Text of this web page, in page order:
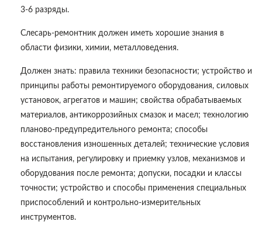
3-6 разряды.
Слесарь-ремонтник должен иметь хорошие знания в
области физики, химии, металловедения.
Должен знать: правила техники безопасности; устройство и
принципы работы ремонтируемого оборудования, силовых
установок, агрегатов и машин; свойства обрабатываемых
материалов, антикоррозийных смазок и масел; технологию
планово-предупредительного ремонта; способы
восстановления изношенных деталей; технические условия
на испытания, регулировку и приемку узлов, механизмов и
оборудования после ремонта; допуски, посадки и классы
точности; устройство и способы применения специальных
приспособлений и контрольно-измерительных
инструментов.